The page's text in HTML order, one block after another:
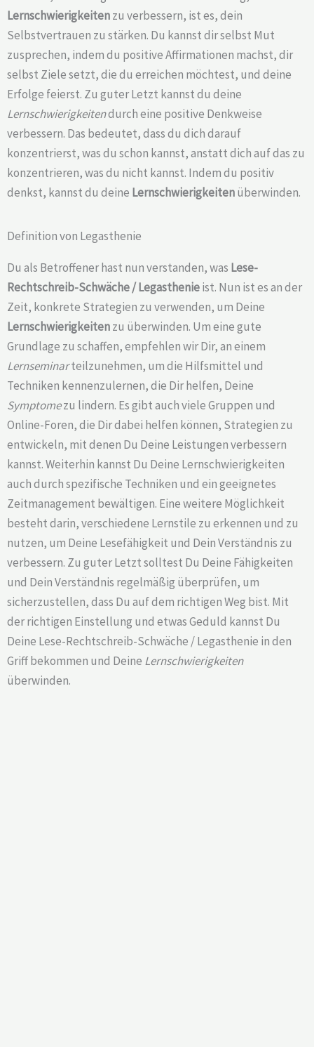
Lernschwierigkeitenzu verbessern, ist es, dein
Selbstvertrauen zu stärken. Du kannst dir selbst Mut
zusprechen, indem du positive Affirmationen machst, dir
selbst Ziele setzt, die du erreichen möchtest, und deine
Erfolge feierst. Zu guter Letzt kannst du deine
Lernschwierigkeitendurch eine positive Denkweise
verbessern. Das bedeutet, dass du dich darauf
konzentrierst, was du schon kannst, anstatt dich auf das zu
konzentrieren, was du nicht kannst. Indem du positiv
denkst, kannst du deine Lernschwierigkeitenüberwinden.
Definition von Legasthenie
Du als Betroffener hast nun verstanden, was Lese-
Rechtschreib-Schwäche /Legasthenieist. Nun ist es an der
Zeit, konkrete Strategien zu verwenden, um Deine
Lernschwierigkeitenzu überwinden. Um eine gute
Grundlage zu schaffen, empfehlen wir Dir, an einem
Lernseminarteilzunehmen, um die Hilfsmittel und
Techniken kennenzulernen, die Dir helfen, Deine
Symptomezu lindern. Es gibt auch viele Gruppen und
Online-Foren, die Dir dabei helfen können, Strategien zu
entwickeln, mit denen Du Deine Leistungen verbessern
kannst. Weiterhin kannst Du Deine Lernschwierigkeiten
auch durch spezifische Techniken und ein geeignetes
Zeitmanagement bewältigen. Eine weitere Möglichkeit
besteht darin, verschiedene Lernstile zu erkennen und zu
nutzen, um Deine Lesefähigkeit und Dein Verständnis zu
verbessern. Zu guter Letzt solltest Du Deine Fähigkeiten
und Dein Verständnis regelmäßig überprüfen, um
sicherzustellen, dass Du auf dem richtigen Weg bist. Mit
der richtigen Einstellung und etwas Geduld kannst Du
Deine Lese-Rechtschreib-Schwäche / Legasthenie in den
Griff bekommen und Deine Lernschwierigkeiten
überwinden.